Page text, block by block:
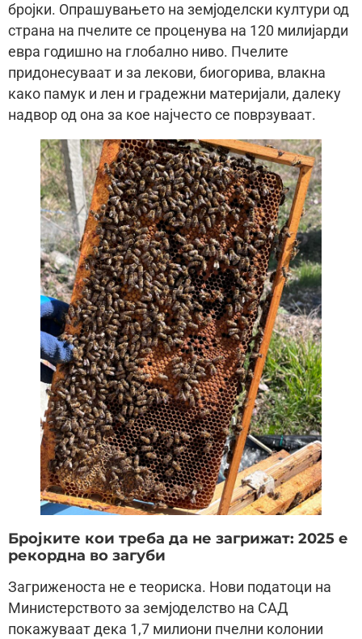
бројки. Опрашувањето на земјоделски култури од
страна на пчелите се проценува на 120 милијарди
евра годишно на глобално ниво. Пчелите
придонесуваат и за лекови, биогорива, влакна
како памук и лен и градежни материјали, далеку
надвор од она за кое најчесто се поврзуваат.
Бројките кои треба да не загрижат: 2025 е
рекордна во загуби
Загриженоста не е теориска. Нови податоци на
Министерството за земјоделство на САД
покажуваат дека 1,7 милиони пчелни колонии